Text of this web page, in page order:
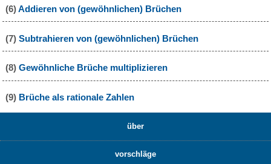
(6)Addieren von (gewöhnlichen) Brüchen
(7) Subtrahieren von (gewöhnlichen) Brüchen
(8) Gewöhnliche Brüche multiplizieren
(9) Brüche als rationale Zahlen
über
vorschläge